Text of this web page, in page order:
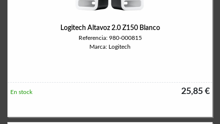
Logitech Altavoz 2.0 Z150 Blanco
Referencia: 980-000815
Marca: Logitech
25,85 €
En stock